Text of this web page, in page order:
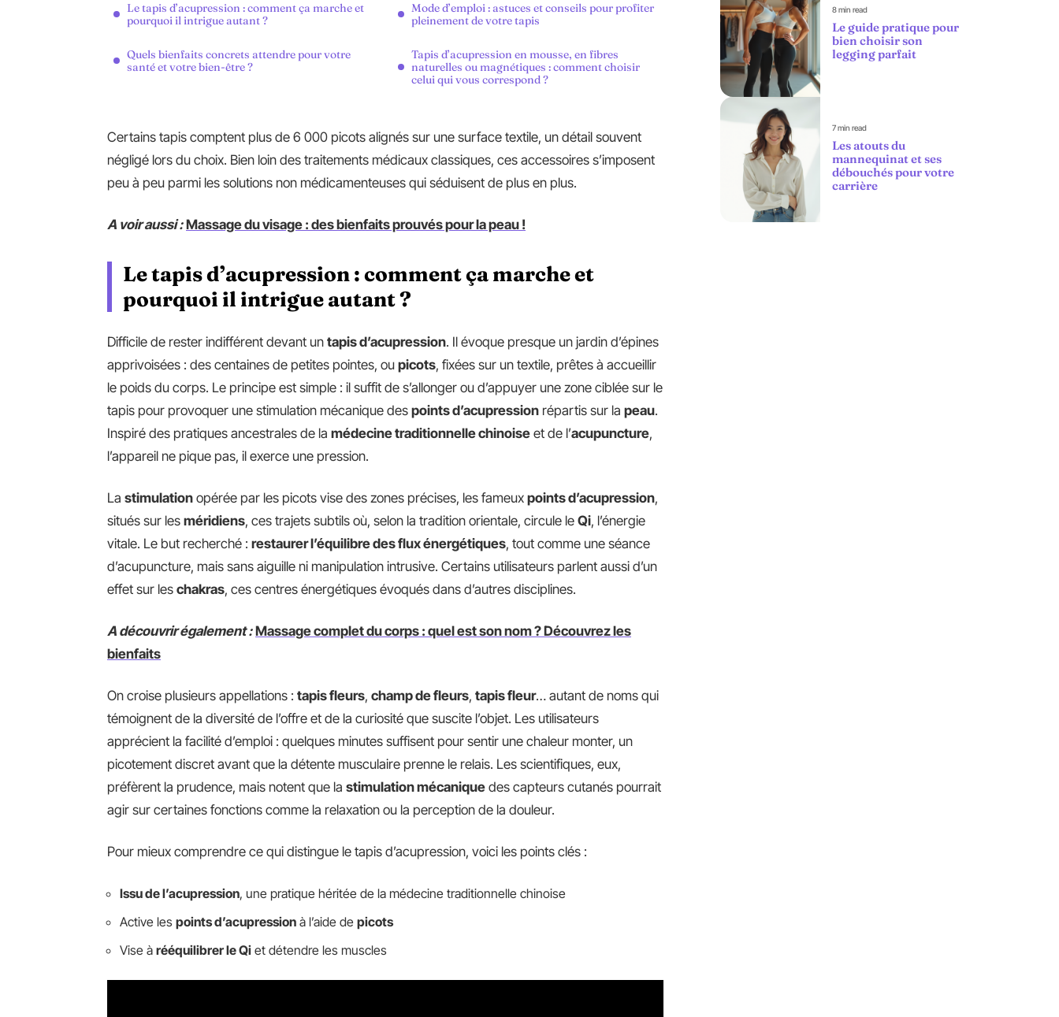
Le tapis d’acupression : comment ça marche et
pourquoi il intrigue autant ?
Quels bienfaits concrets attendre pour votre
santé et votre bien-être ?
Mode d’emploi : astuces et conseils pour profiter
pleinement de votre tapis
Tapis d’acupression en mousse, en fibres
naturelles ou magnétiques : comment choisir
celui qui vous correspond ?
Certains tapis comptent plus de 6 000 picots alignés sur une surface textile, un détail souvent
négligé lors du choix. Bien loin des traitements médicaux classiques, ces accessoires s’imposent
peu à peu parmi les solutions non médicamenteuses qui séduisent de plus en plus.
A voir aussi : Massage du visage : des bienfaits prouvés pour la peau !
Le tapis d’acupression : comment ça marche et
pourquoi il intrigue autant ?
Difficile de rester indifférent devant un tapis d’acupression. Il évoque presque un jardin d’épines
apprivoisées : des centaines de petites pointes, ou picots, fixées sur un textile, prêtes à accueillir
le poids du corps. Le principe est simple : il suffit de s’allonger ou d’appuyer une zone ciblée sur le
tapis pour provoquer une stimulation mécanique des points d’acupression répartis sur la peau.
Inspiré des pratiques ancestrales de la médecine traditionnelle chinoise et de l’acupuncture,
l’appareil ne pique pas, il exerce une pression.
La stimulation opérée par les picots vise des zones précises, les fameux points d’acupression,
situés sur les méridiens, ces trajets subtils où, selon la tradition orientale, circule le Qi, l’énergie
vitale. Le but recherché : restaurer l’équilibre des flux énergétiques, tout comme une séance
d’acupuncture, mais sans aiguille ni manipulation intrusive. Certains utilisateurs parlent aussi d’un
effet sur les chakras, ces centres énergétiques évoqués dans d’autres disciplines.
A découvrir également : Massage complet du corps : quel est son nom ? Découvrez les
bienfaits
On croise plusieurs appellations : tapis fleurs, champ de fleurs, tapis fleur… autant de noms qui
témoignent de la diversité de l’offre et de la curiosité que suscite l’objet. Les utilisateurs
apprécient la facilité d’emploi : quelques minutes suffisent pour sentir une chaleur monter, un
picotement discret avant que la détente musculaire prenne le relais. Les scientifiques, eux,
préfèrent la prudence, mais notent que la stimulation mécanique des capteurs cutanés pourrait
agir sur certaines fonctions comme la relaxation ou la perception de la douleur.
Pour mieux comprendre ce qui distingue le tapis d’acupression, voici les points clés :
Issu de l’acupression, une pratique héritée de la médecine traditionnelle chinoise
Active les points d’acupression à l’aide de picots
Vise à rééquilibrer le Qi et détendre les muscles
8 min read
Le guide pratique pour
bien choisir son
legging parfait
7 min read
Les atouts du
mannequinat et ses
débouchés pour votre
carrière